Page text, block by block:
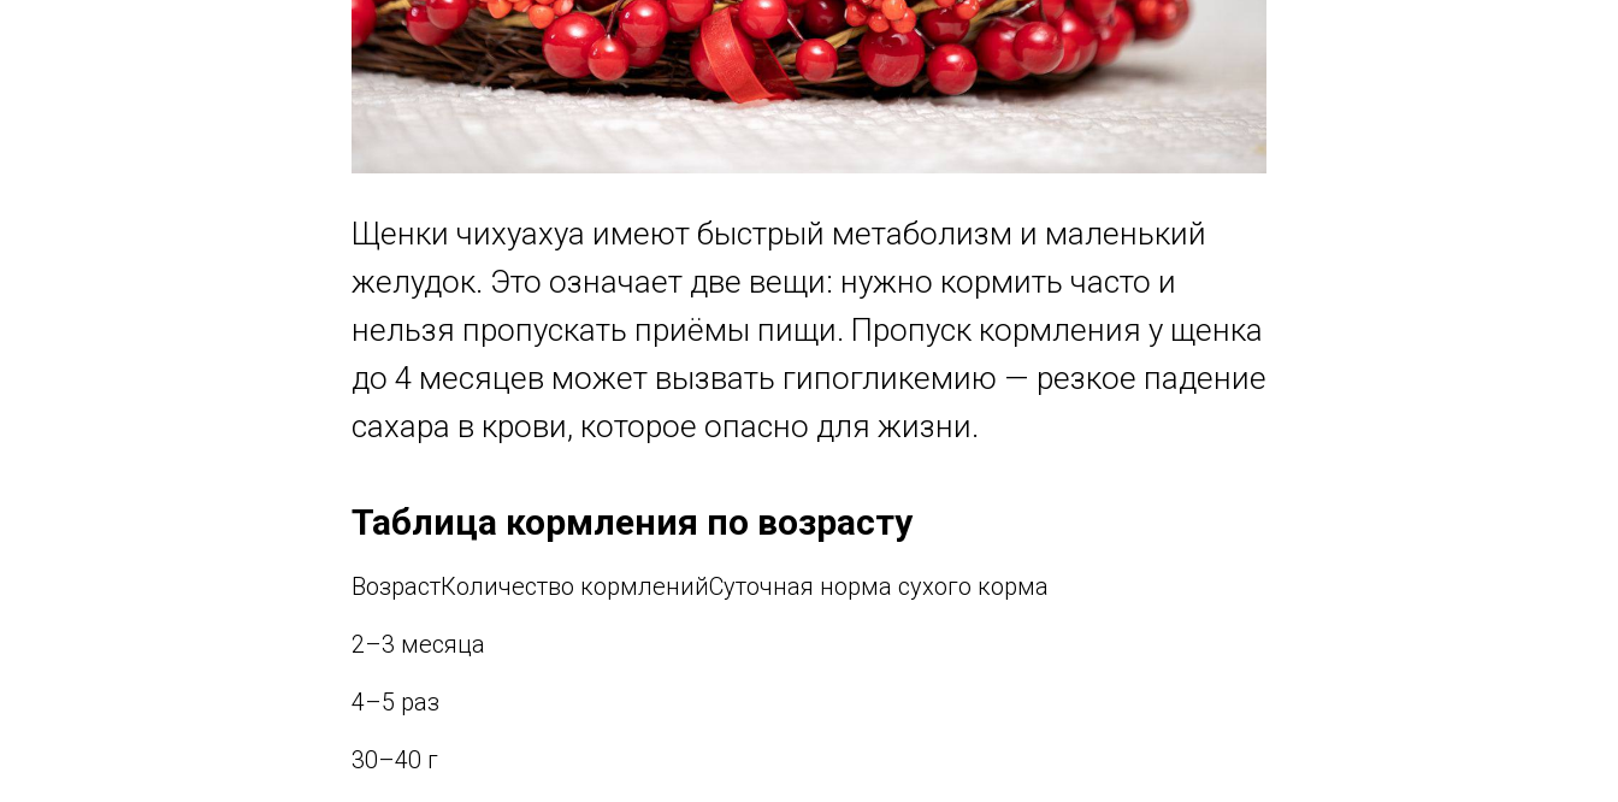
Щенки чихуахуа имеют быстрый метаболизм и маленький
желудок. Это означает две вещи: нужно кормить часто и
нельзя пропускать приёмы пищи. Пропуск кормления у щенка
до 4 месяцев может вызвать гипогликемию — резкое падение
сахара в крови, которое опасно для жизни.
Таблица кормления по возрасту
ВозрастКоличество кормленийСуточная норма сухого корма
2–3 месяца
4–5 раз
30–40 г